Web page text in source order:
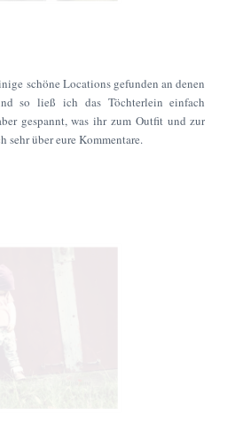
schöne Locations gefunden an denen
so ließ ich das Töchterlein einfach
gespannt, was ihr zum Outfit und zur
sehr über eure Kommentare.